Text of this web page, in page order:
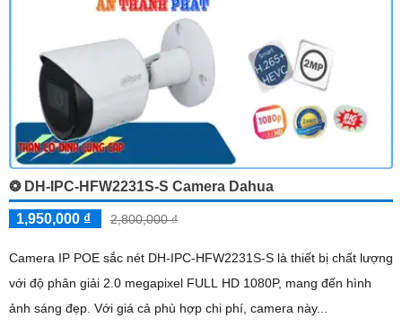
❂ DH-IPC-HFW2231S-S Camera Dahua
1,950,000 ₫ 2,800,000 ₫
Camera IP POE sắc nét DH-IPC-HFW2231S-S là thiết bị chất lượng
với độ phân giải 2.0 megapixel FULL HD 1080P, mang đến hình
ảnh sáng đẹp. Với giá cả phù hợp chi phí, camera này...